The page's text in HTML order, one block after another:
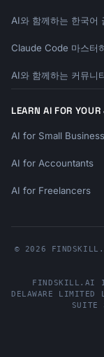
AI와 함께하는 한국어
Claude Code 마스터
AI와 함께하는 커뮤니
LEARN AI FOR
AI for Small Business
AI for Accountants
AI for Freelancers
© 2026
FINDSKILL.AI
DELAWARE
SUITE